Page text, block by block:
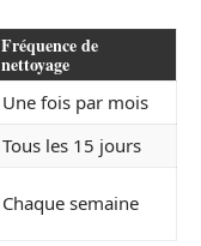
Fréquence de
nettoyage
Une fois par mois
Tous les 15 jours
Chaque semaine